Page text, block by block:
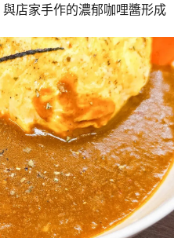
店家手作的濃郁咖哩醬形成